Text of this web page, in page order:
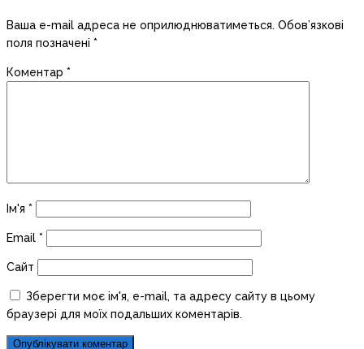
Ваша e-mail адреса не оприлюднюватиметься. Обов’язкові
поля позначені *
Коментар *
Ім'я *
Email *
Сайт
Зберегти моє ім'я, e-mail, та адресу сайту в цьому
браузері для моїх подальших коментарів.